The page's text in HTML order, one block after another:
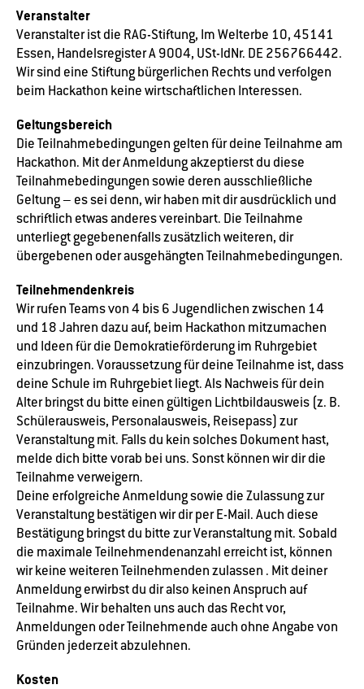
Veranstalter
Veranstalter ist die RAG-Stiftung, Im Welterbe 10, 45141
Essen, Handelsregister A 9004, USt-IdNr. DE 256766442.
Wir sind eine Stiftung bürgerlichen Rechts und verfolgen
beim Hackathon keine wirtschaftlichen Interessen.
Geltungsbereich
Die Teilnahmebedingungen gelten für deine Teilnahme am
Hackathon. Mit der Anmeldung akzeptierst du diese
Teilnahmebedingungen sowie deren ausschließliche
Geltung – es sei denn, wir haben mit dir ausdrücklich und
schriftlich etwas anderes vereinbart. Die Teilnahme
unterliegt gegebenenfalls zusätzlich weiteren, dir
übergebenen oder ausgehängten Teilnahmebedingungen.
Teilnehmendenkreis
Wir rufen Teams von 4 bis 6 Jugendlichen zwischen 14
und 18 Jahren dazu auf, beim Hackathon mitzumachen
und Ideen für die Demokratieförderung im Ruhrgebiet
einzubringen. Voraussetzung für deine Teilnahme ist, dass
deine Schule im Ruhrgebiet liegt. Als Nachweis für dein
Alter bringst du bitte einen gültigen Lichtbildausweis (z. B.
Schülerausweis, Personalausweis, Reisepass) zur
Veranstaltung mit. Falls du kein solches Dokument hast,
melde dich bitte vorab bei uns. Sonst können wir dir die
Teilnahme verweigern.
Deine erfolgreiche Anmeldung sowie die Zulassung zur
Veranstaltung bestätigen wir dir per E-Mail. Auch diese
Bestätigung bringst du bitte zur Veranstaltung mit. Sobald
die maximale Teilnehmendenanzahl erreicht ist, können
wir keine weiteren Teilnehmenden zulassen . Mit deiner
Anmeldung erwirbst du dir also keinen Anspruch auf
Teilnahme. Wir behalten uns auch das Recht vor,
Anmeldungen oder Teilnehmende auch ohne Angabe von
Gründen jederzeit abzulehnen.
Kosten